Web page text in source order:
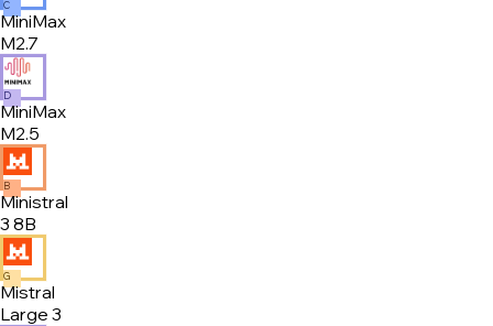
C
MiniMax
M2.7
D
MiniMax
M2.5
B
Ministral
3 8B
G
Mistral
Large 3